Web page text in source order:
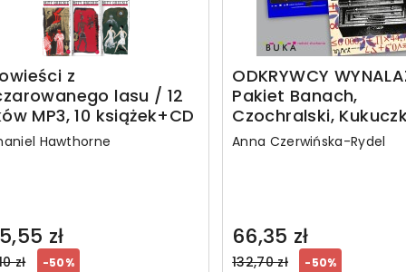
z
lasu / 12
MP3, 10 książek+CD
Hawthorne
zł
zł -50%
ODKRYWCY
Pakiet Banach,
Czochralski,
Anna Czerwińska-Rydel
66,35 zł
Regular
132,70 zł -50%